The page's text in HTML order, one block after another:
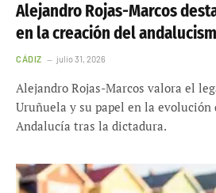
Alejandro Rojas-Marcos
en la creación del
CÁDIZ julio 31, 2026
Alejandro Rojas-Marcos valora el
Uruñuela y su papel en la evolución
Andalucía tras la dictadura.